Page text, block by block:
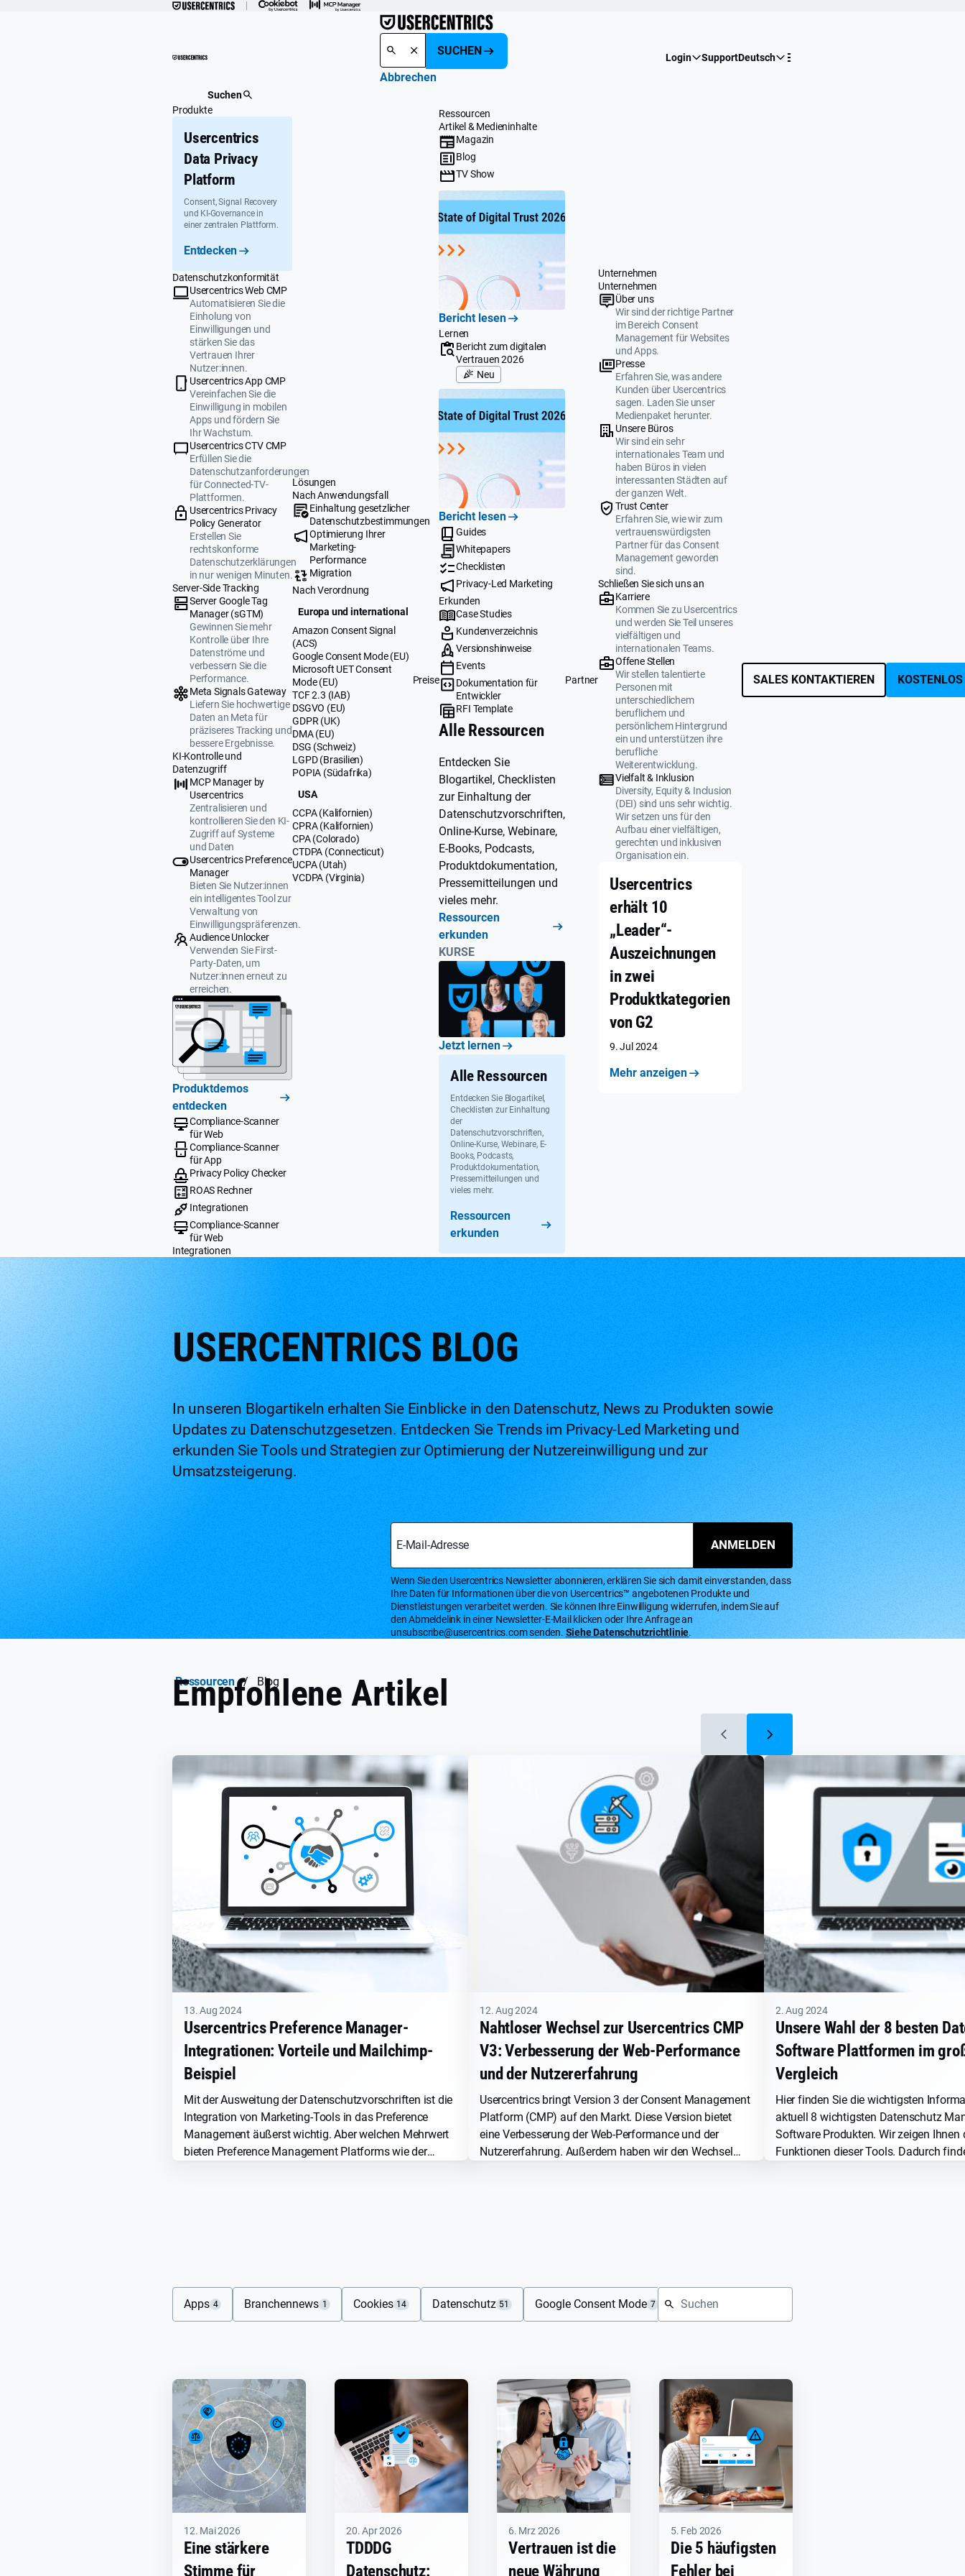
SUCHEN
Abbrechen
Suchen
Login SupportDeutsch
Produkte
Usercentrics
Data Privacy
Platform
Consent, Signal Recovery
und KI-Governance in
einer zentralen Plattform.
Entdecken
Datenschutzkonformität
Usercentrics Web CMP
Automatisieren Sie die
Einholung von
Einwilligungen und
stärken Sie das
Vertrauen Ihrer
Nutzer:innen.
Usercentrics App CMP
Vereinfachen Sie die
Einwilligung in mobilen
Apps und fördern Sie
Ihr Wachstum.
Usercentrics CTV CMP
Erfüllen Sie die
Datenschutzanforderungen
für Connected-TV-
Plattformen.
Usercentrics Privacy
Policy Generator
Erstellen Sie
rechtskonforme
Datenschutzerklärungen
in nur wenigen Minuten.
Server-Side Tracking
Server Google Tag
Manager (sGTM)
Gewinnen Sie mehr
Kontrolle über Ihre
Datenströme und
verbessern Sie die
Performance.
Meta Signals Gateway
Liefern Sie hochwertige
Daten an Meta für
präziseres Tracking und
bessere Ergebnisse.
KI-Kontrolle und
Datenzugriff
MCP Manager by
Usercentrics
Zentralisieren und
kontrollieren Sie den KI-
Zugriff auf Systeme
und Daten
Usercentrics Preference
Manager
Bieten Sie Nutzer:innen
ein intelligentes Tool zur
Verwaltung von
Einwilligungspräferenzen.
Audience Unlocker
Verwenden Sie First-
Party-Daten, um
Nutzer:innen erneut zu
erreichen.
Produktdemos
entdecken
Compliance-Scanner
für Web
Compliance-Scanner
für App
Privacy Policy Checker
ROAS Rechner
Integrationen
Compliance-Scanner
für Web
Integrationen
Lösungen
Nach Anwendungsfall
Einhaltung gesetzlicher
Datenschutzbestimmungen
Optimierung Ihrer
Marketing-
Performance
Migration
Nach Verordnung
Europa und international
Amazon Consent Signal
(ACS)
Google Consent Mode (EU)
Microsoft UET Consent
Mode (EU)
TCF 2.3 (IAB)
DSGVO (EU)
GDPR (UK)
DMA (EU)
DSG (Schweiz)
LGPD (Brasilien)
POPIA (Südafrika)
USA
CCPA (Kalifornien)
CPRA (Kalifornien)
CPA (Colorado)
CTDPA (Connecticut)
UCPA (Utah)
VCDPA (Virginia)
Preise
Ressourcen
Artikel & Medieninhalte
Magazin
Blog
TV Show
Bericht lesen
Lernen
Bericht zum digitalen
Vertrauen 2026
Neu
Bericht lesen
Guides
Whitepapers
Checklisten
Privacy-Led Marketing
Erkunden
Case Studies
Kundenverzeichnis
Versionshinweise
Events
Dokumentation für
Entwickler
RFI Template
Alle Ressourcen
Entdecken Sie
Blogartikel, Checklisten
zur Einhaltung der
Datenschutzvorschriften,
Online-Kurse, Webinare,
E-Books, Podcasts,
Produktdokumentation,
Pressemitteilungen und
vieles mehr.
Ressourcen
erkunden
KURSE
Jetzt lernen
Alle Ressourcen
Entdecken Sie Blogartikel,
Checklisten zur Einhaltung
der
Datenschutzvorschriften,
Online-Kurse, Webinare, E-
Books, Podcasts,
Produktdokumentation,
Pressemitteilungen und
vieles mehr.
Ressourcen
erkunden
Partner
Unternehmen
Unternehmen
Über uns
Wir sind der richtige Partner
im Bereich Consent
Management für Websites
und Apps.
Presse
Erfahren Sie, was andere
Kunden über Usercentrics
sagen. Laden Sie unser
Medienpaket herunter.
Unsere Büros
Wir sind ein sehr
internationales Team und
haben Büros in vielen
interessanten Städten auf
der ganzen Welt.
Trust Center
Erfahren Sie, wie wir zum
vertrauenswürdigsten
Partner für das Consent
Management geworden
sind.
Schließen Sie sich uns an
Karriere
Kommen Sie zu Usercentrics
und werden Sie Teil unseres
vielfältigen und
internationalen Teams.
Offene Stellen
Wir stellen talentierte
Personen mit
unterschiedlichem
beruflichem und
persönlichem Hintergrund
ein und unterstützen ihre
berufliche
Weiterentwicklung.
Vielfalt & Inklusion
Diversity, Equity & Inclusion
(DEI) sind uns sehr wichtig.
Wir setzen uns für den
Aufbau einer vielfältigen,
gerechten und inklusiven
Organisation ein.
Usercentrics
erhält 10
„Leader“-
Auszeichnungen
in zwei
Produktkategorien
von G2
9. Jul 2024
Mehr anzeigen
SALES KONTAKTIEREN
USERCENTRICS BLOG
In unseren Blogartikeln erhalten Sie Einblicke in den Datenschutz, News zu Produkten sowie
Updates zu Datenschutzgesetzen. Entdecken Sie Trends im Privacy-Led Marketing und
erkunden Sie Tools und Strategien zur Optimierung der Nutzereinwilligung und zur
Umsatzsteigerung.
E-Mail-Adresse ANMELDEN
Wenn Sie den Usercentrics Newsletter abonnieren, erklären Sie sich damit einverstanden, dass
Ihre Daten für Informationen über die von Usercentrics™ angebotenen Produkte und
Dienstleistungen verarbeitet werden. Sie können Ihre Einwilligung widerrufen, indem Sie auf
den Abmeldelink in einer Newsletter-E-Mail klicken oder Ihre Anfrage an
unsubscribe@usercentrics.com senden. Siehe Datenschutzrichtlinie.
Ressourcen / Blog
Empfohlene Artikel
13. Aug 2024
Usercentrics Preference Manager-
Integrationen: Vorteile und Mailchimp-
Beispiel
Mit der Ausweitung der Datenschutzvorschriften ist die
Integration von Marketing-Tools in das Preference
Management äußerst wichtig. Aber welchen Mehrwert
bieten Preference Management Platforms wie der
12. Aug 2024
Nahtloser Wechsel zur Usercentrics CMP
V3: Verbesserung der Web-Performance
und der Nutzererfahrung
Usercentrics bringt Version 3 der Consent Management
Platform (CMP) auf den Markt. Diese Version bietet
eine Verbesserung der Web-Performance und der
Nutzererfahrung. Außerdem haben wir den Wechsel
2. Aug 2024
Unsere Wahl der 8 besten
Software Plattformen im
Vergleich
Hier finden Sie die wichtigsten
aktuell 8 wichtigsten Datenschutz
Software Produkten. Wir zeigen
Funktionen dieser Tools. Dadurch
Apps 4 Branchennews 1 Cookies 14 Datenschutz 51 Google Consent Mode 7 Industrie News
12. Mai 2026
Eine stärkere
Stimme für
20. Apr 2026
TDDDG
Datenschutz:
6. Mrz 2026
Vertrauen ist die
neue Währung
5. Feb 2026
Die 5 häufigsten
Fehler bei